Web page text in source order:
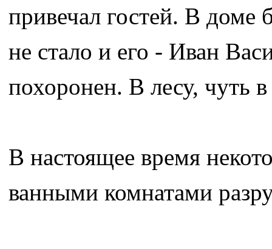
привечал гостей. В доме
не стало и его - Иван
похоронен. В лесу, чуть
В настоящее время
ванными комнатами